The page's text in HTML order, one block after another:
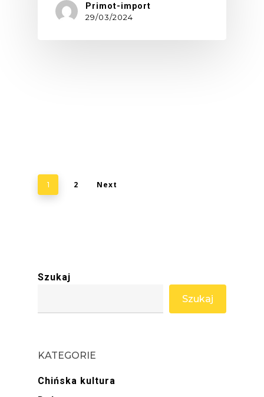
Primot-import
29/03/2024
1 2 Next
Szukaj
Szukaj
KATEGORIE
Chińska kultura